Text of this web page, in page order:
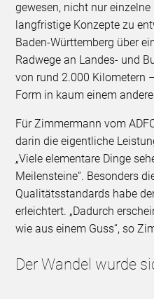
gewesen, nicht nur
langfristige Konzepte zu
Baden-Württemberg über
Radwege an Landes- und
von rund 2.000 Kilometern
Form in kaum einem
Für Zimmermann vom
darin die eigentliche
„Viele elementare Dinge
Meilensteine“. Besonders
Qualitätsstandards habe
erleichtert. „Dadurch
wie aus einem Guss“, so
Der Wandel wurde